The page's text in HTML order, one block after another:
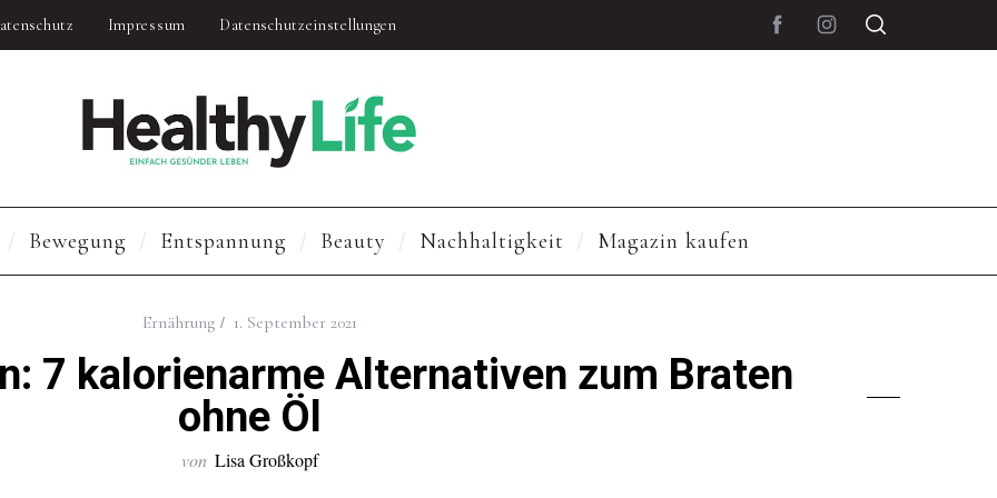
grandpashabetbigboss
Impressum Datenschutzeinstellungen
Bewegung Entspannung Beauty Nachhaltigkeit Magazin kaufen
Ernährung 1. September 2021
7 kalorienarme Alternativen zum Braten
ohne Öl
von Lisa Großkopf